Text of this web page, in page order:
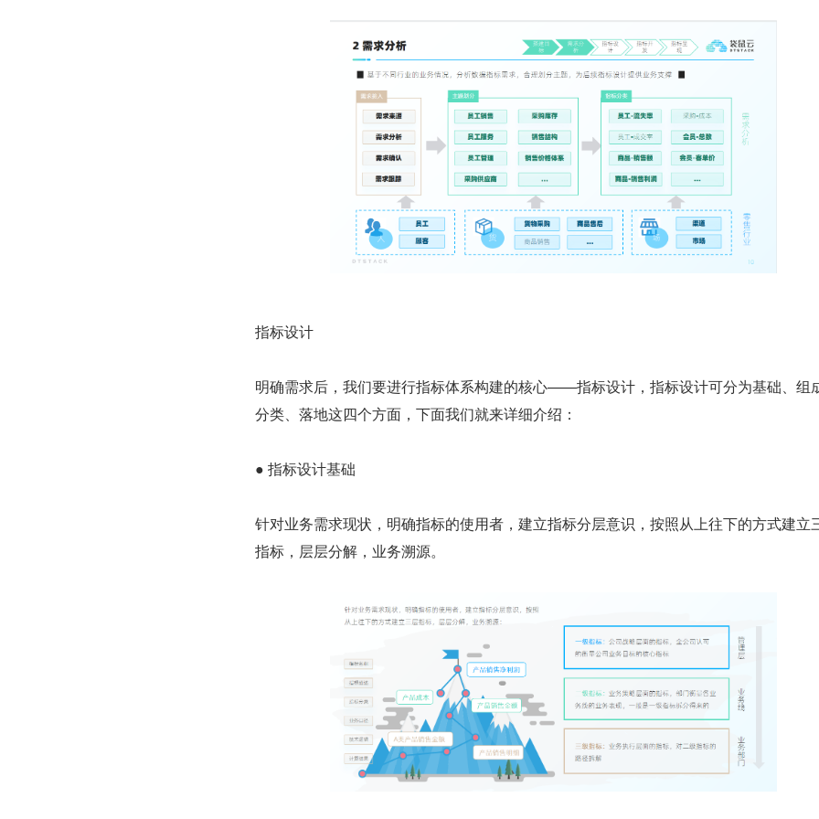
指标设计
明确需求后，我们要进行指标体系构建的核心——指标设计，指标设计可分为基础、组
分类、落地这四个方面，下面我们就来详细介绍：
● 指标设计基础
针对业务需求现状，明确指标的使用者，建立指标分层意识，按照从上往下的方式建立
指标，层层分解，业务溯源。